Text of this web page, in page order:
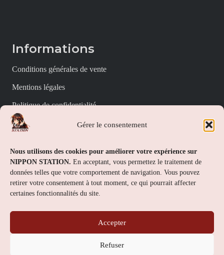
Gérer le consentement
Nous utilisons des cookies pour améliorer votre expérience sur
NIPPON STATION. En acceptant, vous permettez le traitement de
données telles que votre comportement de navigation. Vous pouvez
retirer votre consentement à tout moment, ce qui pourrait affecter
certaines fonctionnalités du site.
Accepter
Refuser
Informations
Conditions générales de vente
Mentions légales
Politique de confidentialité
Politique de cookies (UE)
Nippon Station
À propos
FAQs
Contact